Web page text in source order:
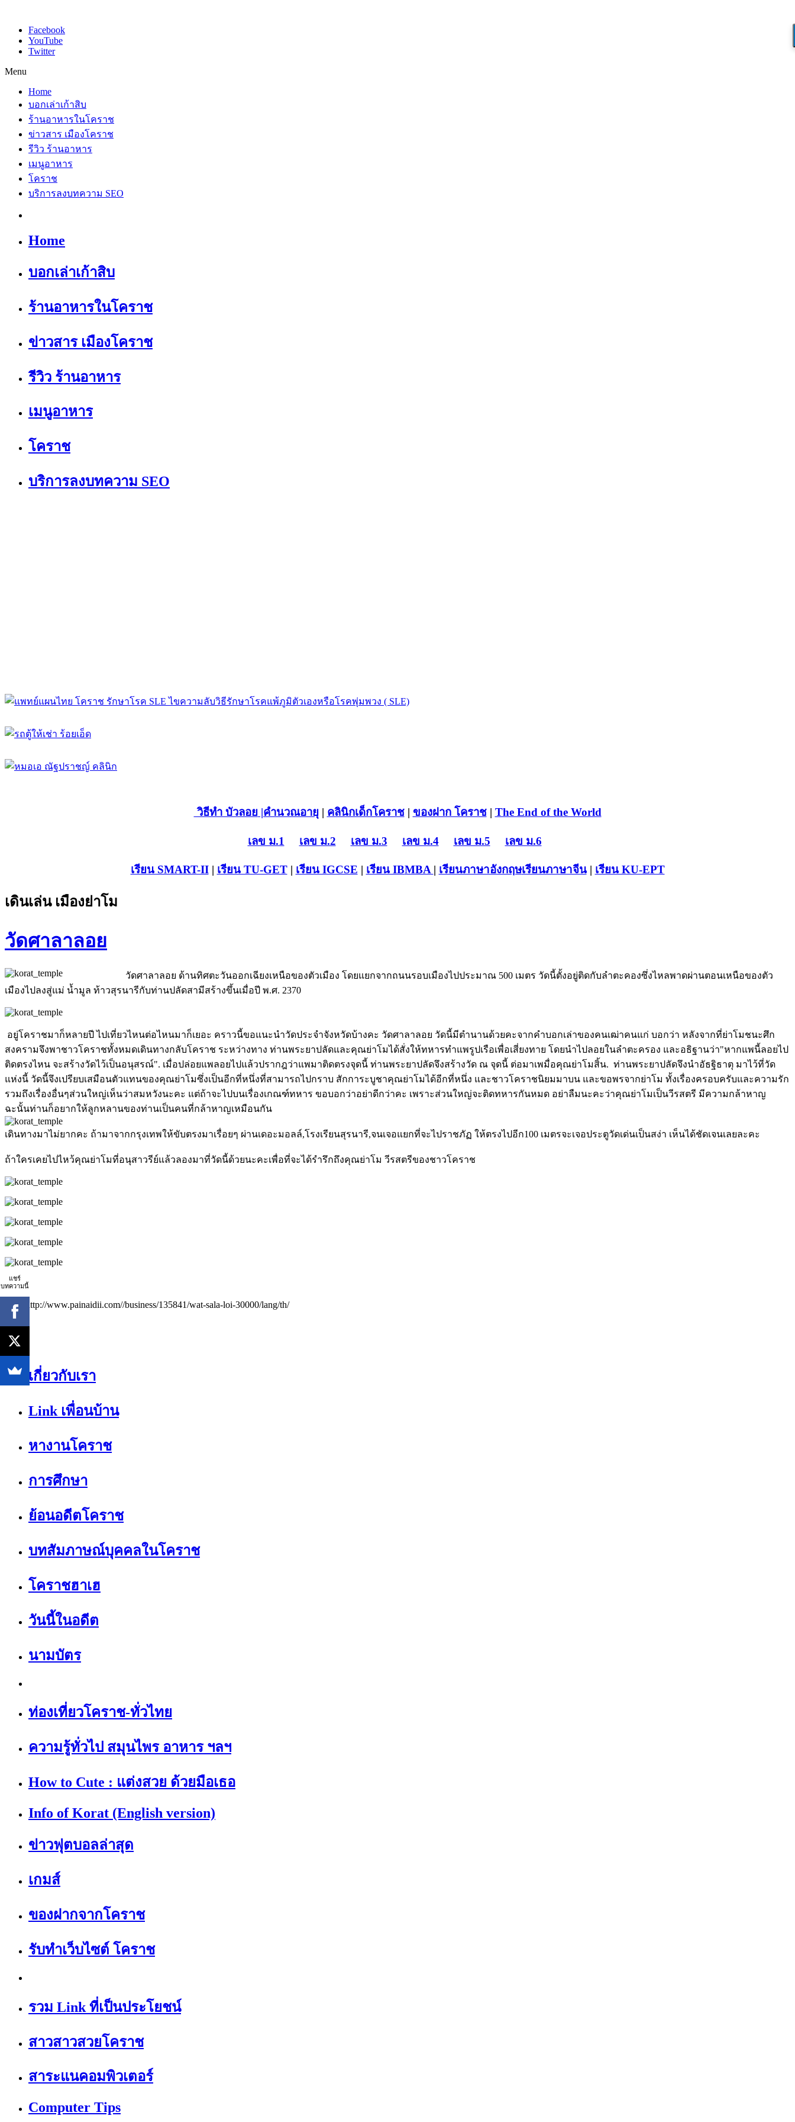
Facebook
YouTube
Twitter
Menu
Home
บอกเล่าเก้าสิบ
ร้านอาหารในโคราช
ข่าวสาร เมืองโคราช
รีวิว ร้านอาหาร
เมนูอาหาร
โคราช
บริการลงบทความ SEO
Home
บอกเล่าเก้าสิบ
ร้านอาหารในโคราช
ข่าวสาร เมืองโคราช
รีวิว ร้านอาหาร
เมนูอาหาร
โคราช
บริการลงบทความ SEO
วิธีทำ บัวลอย |คำนวณอายุ | คลินิกเด็กโคราช| ของฝาก โคราช| The End of the World
เลข ม.1 เลข ม.2 เลข ม.3 เลข ม.4 เลข ม.5 เลข ม.6
เรียน SMART-II| เรียน TU-GET| เรียน IGCSE | เรียน IBMBA | เรียนภาษาอังกฤษเรียนภาษาจีน| เรียน KU-EPT
เดินเล่น เมืองย่าโม
วัดศาลาลอย
วัดศาลาลอย ด้านทิศตะวันออกเฉียงเหนือของตัวเมือง โดยแยกจากถนนรอบเมืองไปประมาณ 500 เมตร วัดนี้ตั้งอยู่ติดกับลำตะคองซึ่งไหลพาดผ่านตอนเหนือของตัว
เมืองไปลงสู่แม่ น้ำมูล ท้าวสุรนารีกับท่านปลัดสามีสร้างขึ้นเมื่อปี พ.ศ. 2370
อยู่โคราชมาก็หลายปี ไปเที่ยวไหนต่อไหนมาก็เยอะ คราวนี้ขอแนะนำวัดประจำจังหวัดบ้างคะ วัดศาลาลอย วัดนี้มีตำนานด้วยคะจากคำบอกเล่าของคนเฒ่าคนแก่ บอกว่า หลังจากที่ย่าโมชนะศึก
สงครามจึงพาชาวโคราชทั้งหมดเดินทางกลับโคราช ระหว่างทาง ท่านพระยาปลัดและคุณย่าโมได้สั่งให้ทหารทำแพรูปเรือเพื่อเสี่ยงทาย โดยนำไปลอยในลำตะครอง และอธิฐานว่า"หากแพนี้ลอยไป
ติดตรงไหน จะสร้างวัดไว้เป็นอนุสรณ์". เมื่อปล่อยแพลอยไปแล้วปรากฎว่าแพมาติดตรงจุดนี้ ท่านพระยาปลัดจึงสร้างวัด ณ จุดนี้ ต่อมาเพมื่อคุณย่าโมสิ้น. ท่านพระยาปลัดจึงนำอัธฐิธาตุ มาไว้ที่วัด
แห่งนี้ วัดนี้จึงเปรียบเสมือนตัวแทนของคุณย่าโมซึ่งเป็นอีกที่หนึ่งที่สามารถไปกราบ สักการะบูชาคุณย่าโมได้อีกที่หนึ่ง และชาวโคราชนิยมมาบน และขอพรจากย่าโม ทั้งเรื่องครอบครับและความรัก
รวมถึงเรื่องอื่นๆส่วนใหญ่เห็นว่าสมหวังนะคะ แต่ถ้าจะไปบนเรื่องเกณฑ์ทหาร ขอบอกว่าอย่าดีกว่าคะ เพราะส่วนใหญ่จะติดทหารกันหมด อย่าลืมนะคะว่าคุณย่าโมเป็นวีรสตรี มีความกล้าหาญ
ฉะนั้นท่านก็อยากให้ลูกหลานของท่านเป็นคนที่กล้าหาญเหมือนกัน
เดินทางมาไม่ยากคะ ถ้ามาจากกรุงเทพให้ขับตรงมาเรื่อยๆ ผ่านเดอะมอลล์,โรงเรียนสุรนารี,จนเจอแยกที่จะไปราชภัฏ ให้ตรงไปอีก100 เมตรจะเจอประตูวัดเด่นเป็นสง่า เห็นได้ชัดเจนเลยละคะ
ถ้าใครเคยไปไหว้คุณย่าโมที่อนุสาวรีย์แล้วลองมาที่วัดนี้ด้วยนะคะเพื่อที่จะได้รำรึกถึงคุณย่าโม วีรสตรีของชาวโคราช
ที่มา:http://www.painaidii.com//business/135841/wat-sala-loi-30000/lang/th/
เกี่ยวกับเรา
Link เพื่อนบ้าน
หางานโคราช
การศึกษา
ย้อนอดีตโคราช
บทสัมภาษณ์บุคคลในโคราช
โคราชฮาเฮ
วันนี้ในอดีต
นามบัตร
ท่องเที่ยวโคราช-ทั่วไทย
ความรู้ทั่วไป สมุนไพร อาหาร ฯลฯ
How to Cute : แต่งสวย ด้วยมือเธอ
Info of Korat (English version)
ข่าวฟุตบอลล่าสุด
เกมส์
ของฝากจากโคราช
รับทำเว็บไซต์ โคราช
รวม Link ที่เป็นประโยชน์
สาวสาวสวยโคราช
สาระแนคอมพิวเตอร์
Computer Tips
แชร์
บทความนี้